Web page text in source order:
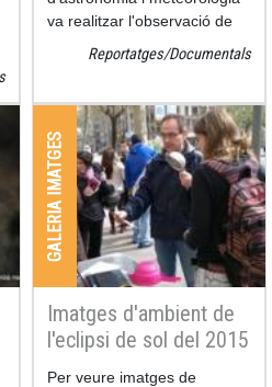
va realitzar l'observació de
l'eclipsi des del terrat de la
facultat de física de la
poder enregistrar
l'esdevenim
Reportatges/Documentals
GALERIA IMATGES
Imatges d'ambient de
l'eclipsi de sol del 2015
Per veure imatges de